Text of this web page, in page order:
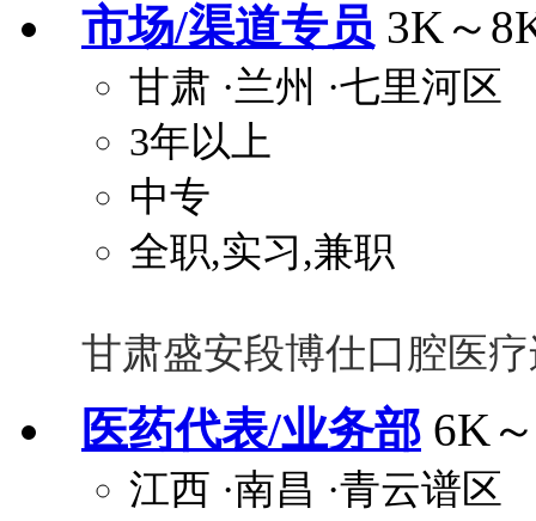
市场/渠道专员 3K～
甘肃 ·兰州 ·七里河区
3年以上
中专
全职,实习,兼职
甘肃盛安段博仕口腔医
医药代表/业务部 6K
江西 ·南昌 ·青云谱区